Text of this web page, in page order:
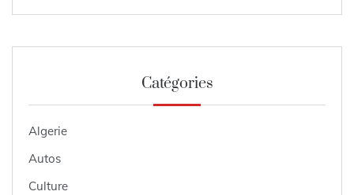
Catégories
Algerie
Autos
Culture